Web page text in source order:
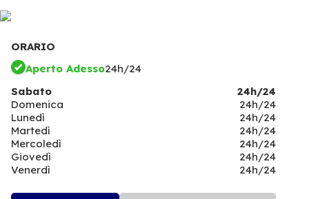
ORARIO
Aperto Adesso24h/24
Sabato
24h/24
Domenica
24h/24
Lunedì
24h/24
Martedì
24h/24
Mercoledì
24h/24
Giovedì
24h/24
Venerdì
24h/24